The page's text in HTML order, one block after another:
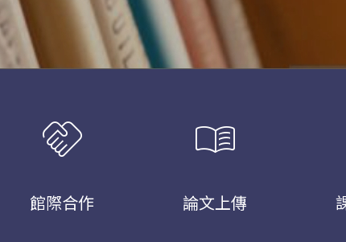
handshake
館際合作
menu_book
論文上傳